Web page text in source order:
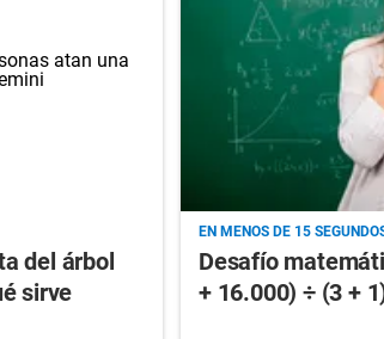
del árbol
sirve
EN MENOS DE 15
Desafío
+ 16.000) ÷ (3 +